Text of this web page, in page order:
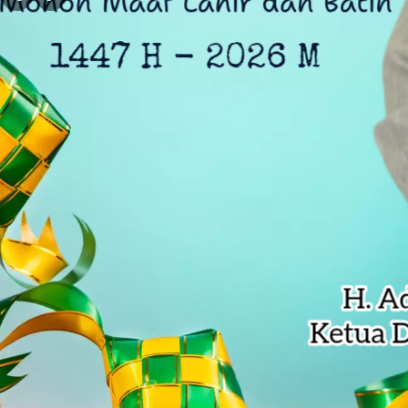
Siswa SD di Bekasi Raih Emas
Kejagung Serahkan 6 Tersangka
Anak Pengetik Naskah